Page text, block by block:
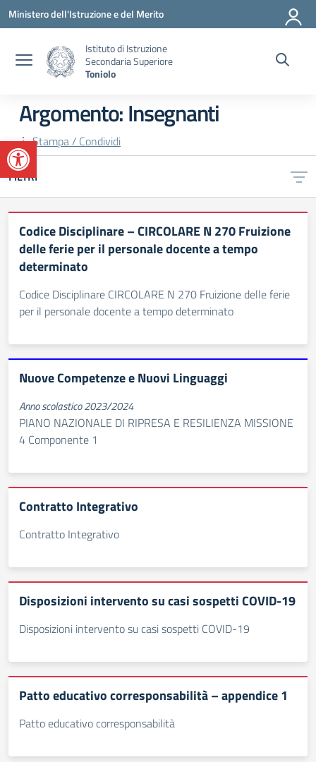
Apri la barra degli strumenti
Vai ai contenuti
Vai al menu di navigazione
Vai al footer
Ministero dell'Istruzione e del Merito
Istituto di Istruzione
Secondaria Superiore
Toniolo
Argomento: Insegnanti
Stampa / Condividi
FILTRI
Codice Disciplinare – CIRCOLARE N 270 Fruizione
delle ferie per il personale docente a tempo
determinato
Codice Disciplinare CIRCOLARE N 270 Fruizione delle ferie
per il personale docente a tempo determinato
Nuove Competenze e Nuovi Linguaggi
Anno scolastico 2023/2024
PIANO NAZIONALE DI RIPRESA E RESILIENZA MISSIONE
4 Componente 1
Contratto Integrativo
Contratto Integrativo
Disposizioni intervento su casi sospetti COVID-19
Disposizioni intervento su casi sospetti COVID-19
Patto educativo corresponsabilità – appendice 1
Patto educativo corresponsabilità